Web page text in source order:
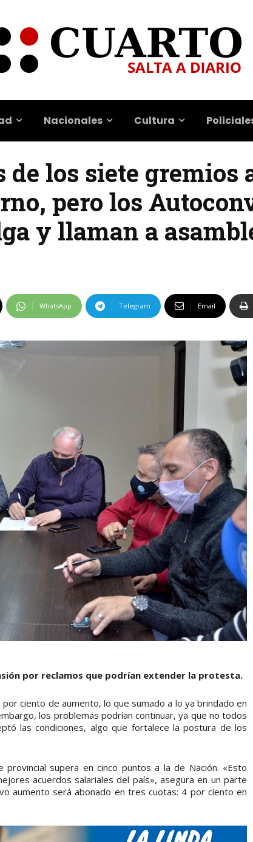
Nacionales Cultura
de los siete gremios
pero los
y llaman a
WhatsApp Telegram Email
por reclamos que podrían extender la protesta.
ciento de aumento, lo que sumado a lo ya brindado en
los problemas podrían continuar, ya que no todos
las condiciones, algo que fortalece la postura de los
supera en cinco puntos a la de Nación. «Esto
acuerdos salariales del país», asegura en un parte
aumento será abonado en tres cuotas: 4 por ciento en